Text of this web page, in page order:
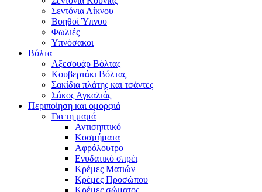
Σεντόνια Λίκνου
Βοηθοί Ύπνου
Φωλιές
Υπνόσακοι
Βόλτα
Αξεσουάρ Βόλτας
Κουβερτάκι Βόλτας
Σακίδια πλάτης και τσάντες
Σάκος Αγκαλιάς
Περιποίηση και ομορφιά
Για τη μαμά
Αντισηπτικό
Κοσμήματα
Αφρόλουτρο
Ενυδατικό σπρέι
Κρέμες Ματιών
Κρέμες Προσώπου